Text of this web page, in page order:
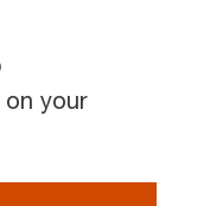
your